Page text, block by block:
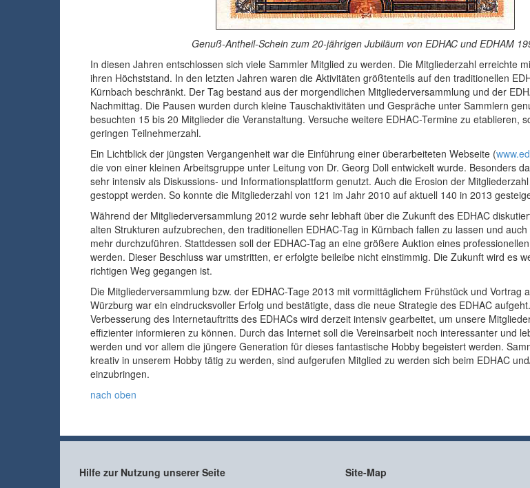
Genuß-Antheil-Schein zum 20-jährigen Jubiläum von EDHAC und EDHAM
In diesen Jahren entschlossen sich viele Sammler Mitglied zu werden. Die Mitgliederzahl erreichte
ihren Höchststand. In den letzten Jahren waren die Aktivitäten größtenteils auf den traditionellen
Kürnbach beschränkt. Der Tag bestand aus der morgendlichen Mitgliederversammlung und der
Nachmittag. Die Pausen wurden durch kleine Tauschaktivitäten und Gespräche unter Sammlern
besuchten 15 bis 20 Mitglieder die Veranstaltung. Versuche weitere EDHAC-Termine zu etablieren,
geringen Teilnehmerzahl.
Ein Lichtblick der jüngsten Vergangenheit war die Einführung einer überarbeiteten Webseite (
die von einer kleinen Arbeitsgruppe unter Leitung von Dr. Georg Doll entwickelt wurde. Besonders
sehr intensiv als Diskussions- und Informationsplattform genutzt. Auch die Erosion der
gestoppt werden. So konnte die Mitgliederzahl von 121 im Jahr 2010 auf aktuell 140 in 2013
Während der Mitgliederversammlung 2012 wurde sehr lebhaft über die Zukunft des EDHAC
alten Strukturen aufzubrechen, den traditionellen EDHAC-Tag in Kürnbach fallen zu lassen und
mehr durchzuführen. Stattdessen soll der EDHAC-Tag an eine größere Auktion eines
werden. Dieser Beschluss war umstritten, er erfolgte beileibe nicht einstimmig. Die Zukunft wird es
richtigen Weg gegangen ist.
Die Mitgliederversammlung bzw. der EDHAC-Tage 2013 mit vormittäglichem Frühstück und Vortrag
Würzburg war ein eindrucksvoller Erfolg und bestätigte, dass die neue Strategie des EDHAC
Verbesserung des Internetauftritts des EDHACs wird derzeit intensiv gearbeitet, um unsere
effizienter informieren zu können. Durch das Internet soll die Vereinsarbeit noch interessanter und
werden und vor allem die jüngere Generation für dieses fantastische Hobby begeistert werden.
kreativ in unserem Hobby tätig zu werden, sind aufgerufen Mitglied zu werden sich beim EDHAC
einzubringen.
nach oben
Hilfe zur Nutzung unserer Seite
Site-Map